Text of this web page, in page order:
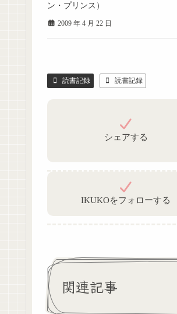
ン・プリンス）
2009 年 4 月 22 日
読書記録 読書記録
シェアする
IKUKOをフォローする
関連記事